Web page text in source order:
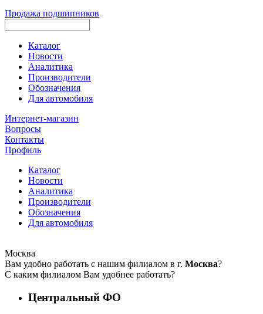
Продажа подшипников
Каталог
Новости
Аналитика
Производители
Обозначения
Для автомобиля
Интернет-магазин
Вопросы
Контакты
Профиль
Каталог
Новости
Аналитика
Производители
Обозначения
Для автомобиля
Москва
Вам удобно работать с нашим филиалом в г. Москва?
С каким филиалом Вам удобнее работать?
Центральный ФО